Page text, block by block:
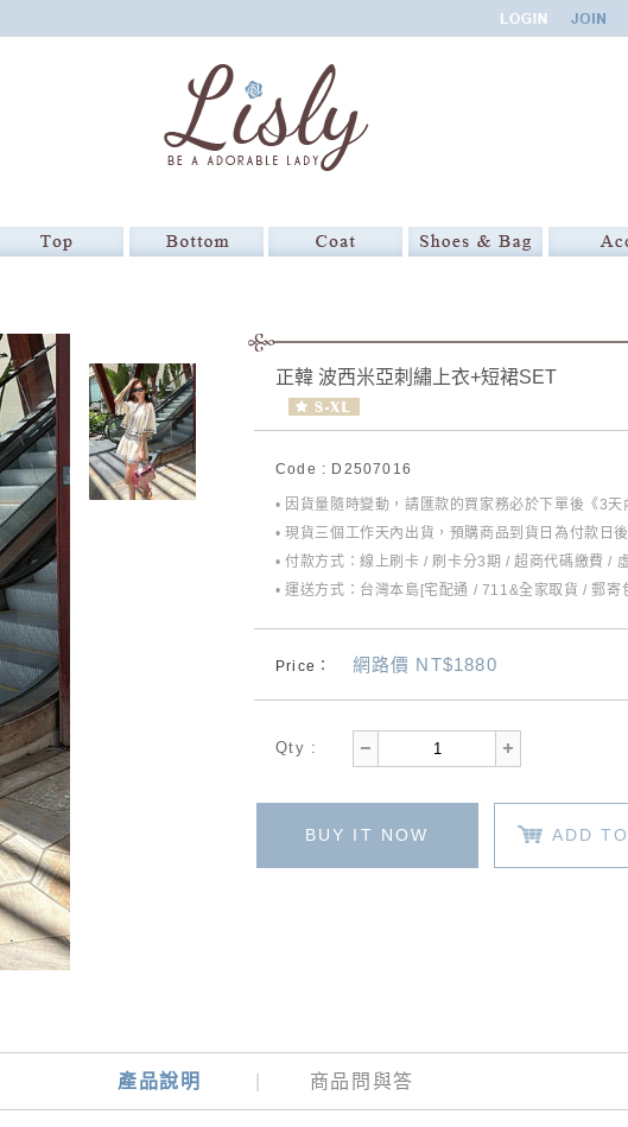
正韓 波西米亞刺繡上衣+短裙SET
Code : D2507016
• 因貨量隨時變動，請匯款的買家務必於下單後《3
• 現貨三個工作天內出貨，預購商品到貨日為付款日
• 付款方式：線上刷卡 / 刷卡分3期 / 超商代碼繳費 /
• 運送方式：台灣本島[宅配通 / 711&全家取貨 / 郵
Price： 網路價 NT$1880
Qty :
BUY IT NOW ADD
產品說明 商品問與答